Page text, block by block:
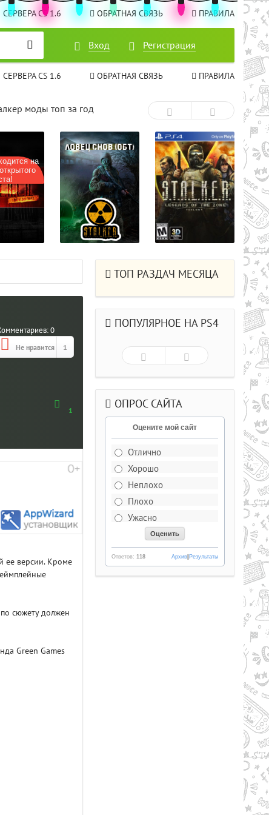
CS 1.6 ОБРАТНАЯ СВЯЗЬ ПРАВИЛА
Вход Регистрация
CS 1.6 ОБРАТНАЯ СВЯЗЬ ПРАВИЛА
Вход Регистрация
моды топ за год
на
0
Не нравится 1
1
ее версии. Кроме
сюжету должен
Green Games
ТОП РАЗДАЧ МЕСЯЦА
ПОПУЛЯРНОЕ НА PS4
CS СО
ГОЛОВАМИ .
AND BONES (2024) PC |
ОПРОС САЙТА
Оцените мой сайт
Отлично
Хорошо
Неплохо
Плохо
Ужасно
Ответов:118 Результаты
|
Архив